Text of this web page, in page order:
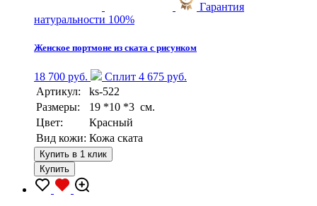
Гарантия
натуральности 100%
Женское портмоне из ската с рисунком
18 700 руб.
Сплит 4 675 руб.
Артикул:
ks-522
Размеры:
19 *10 *3 см.
Цвет:
Красный
Вид кожи: Кожа ската
Купить в 1 клик
Купить